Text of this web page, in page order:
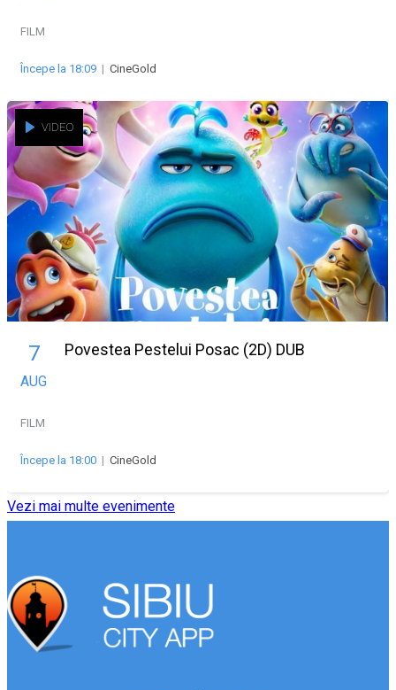
FILM
Începe la 18:09 | CineGold
VIDEO
7
AUG
Povestea Pestelui Posac (2D) DUB
FILM
Începe la 18:00 | CineGold
Vezi mai multe evenimente